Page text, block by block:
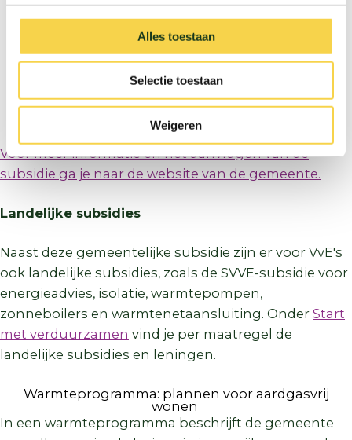
Alles toestaan
Selectie toestaan
Weigeren
en/of minimaal twee slecht geïsoleerde
onderdelen hebben (bijvoorbeeld dak, gevel of
vloer),
een maximale WOZ-waarde van € 477.000 (NHG-
grens) hebben,
én bewoond worden door de eigenaar.
Voor meer informatie en het aanvragen van de
subsidie ga je naar de website van de gemeente.
Landelijke subsidies
Naast deze gemeentelijke subsidie zijn er voor VvE's
ook landelijke subsidies, zoals de SVVE-subsidie voor
energieadvies, isolatie, warmtepompen,
zonneboilers en warmtenetaansluiting. Onder Start
met verduurzamen vind je per maatregel de
landelijke subsidies en leningen.
Warmteprogramma: plannen voor aardgasvrij
wonen
In een warmteprogramma beschrijft de gemeente